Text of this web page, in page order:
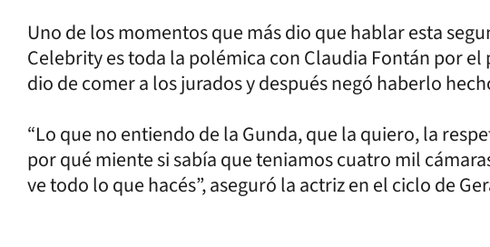
Uno de los momentos que más dio que hablar esta
Celebrity es toda la polémica con Claudia Fontán por el
dio de comer a los jurados y después negó haberlo
“Lo que no entiendo de la Gunda, que la quiero, la
por qué miente si sabía que teniamos cuatro mil
ve todo lo que hacés”, aseguró la actriz en el ciclo de